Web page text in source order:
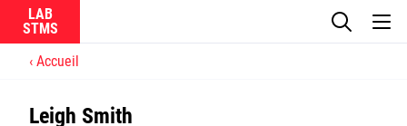
LAB
Accueil
Leigh Smith